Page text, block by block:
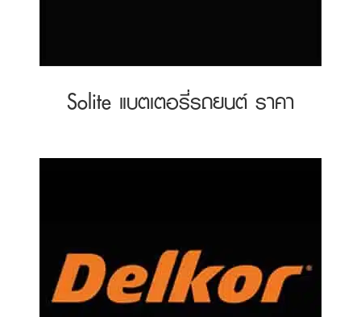
Solite แบตเตอรี่รถยนต์ ราคา